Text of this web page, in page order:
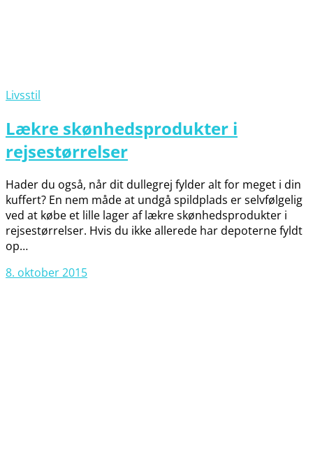
Livsstil
Lækre skønhedsprodukter i
rejsestørrelser
Hader du også, når dit dullegrej fylder alt for meget i din
kuffert? En nem måde at undgå spildplads er selvfølgelig
ved at købe et lille lager af lækre skønhedsprodukter i
rejsestørrelser. Hvis du ikke allerede har depoterne fyldt
op…
8. oktober 2015